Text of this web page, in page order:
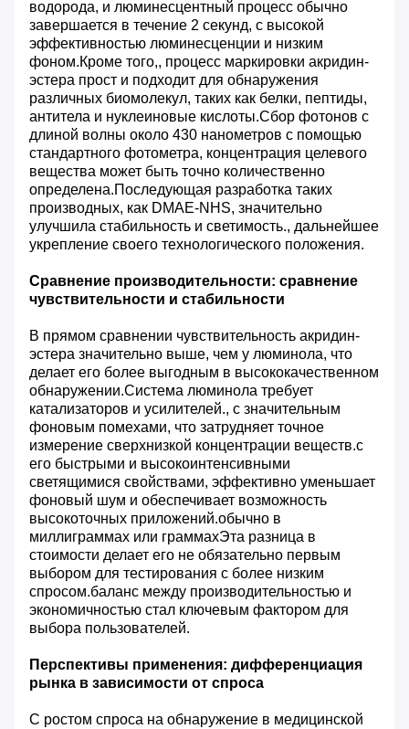
водорода, и люминесцентный процесс обычно
завершается в течение 2 секунд, с высокой
эффективностью люминесценции и низким
фоном.Кроме того,, процесс маркировки акридин-
эстера прост и подходит для обнаружения
различных биомолекул, таких как белки, пептиды,
антитела и нуклеиновые кислоты.Сбор фотонов с
длиной волны около 430 нанометров с помощью
стандартного фотометра, концентрация целевого
вещества может быть точно количественно
определена.Последующая разработка таких
производных, как DMAE-NHS, значительно
улучшила стабильность и светимость., дальнейшее
укрепление своего технологического положения.
Сравнение производительности: сравнение
чувствительности и стабильности
В прямом сравнении чувствительность акридин-
эстера значительно выше, чем у люминола, что
делает его более выгодным в высококачественном
обнаружении.Система люминола требует
катализаторов и усилителей., с значительным
фоновым помехами, что затрудняет точное
измерение сверхнизкой концентрации веществ.с
его быстрыми и высокоинтенсивными
светящимися свойствами, эффективно уменьшает
фоновый шум и обеспечивает возможность
высокоточных приложений.обычно в
миллиграммах или граммахЭта разница в
стоимости делает его не обязательно первым
выбором для тестирования с более низким
спросом.баланс между производительностью и
экономичностью стал ключевым фактором для
выбора пользователей.
Перспективы применения: дифференциация
рынка в зависимости от спроса
С ростом спроса на обнаружение в медицинской